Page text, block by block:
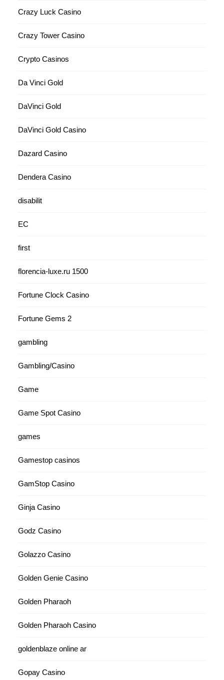
Crazy Luck Casino
Crazy Tower Сasino
Crypto Casinos
Da Vinci Gold
DaVinci Gold
DaVinci Gold Casino
Dazard Casino
Dendera Casino
disabilit
EC
first
florencia-luxe.ru 1500
Fortune Clock Casino
Fortune Gems 2
gambling
Gambling/Casino
Game
Game Spot Casino
games
Gamestop casinos
GamStop Casino
Ginja Casino
Godz Casino
Golazzo Casino
Golden Genie Casino
Golden Pharaoh
Golden Pharaoh Casino
goldenblaze online ar
Gopay Casino